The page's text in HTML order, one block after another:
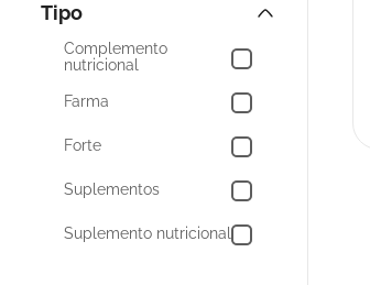
Tipo
Complemento
nutricional
Farma
Forte
Suplementos
Suplemento nutricional